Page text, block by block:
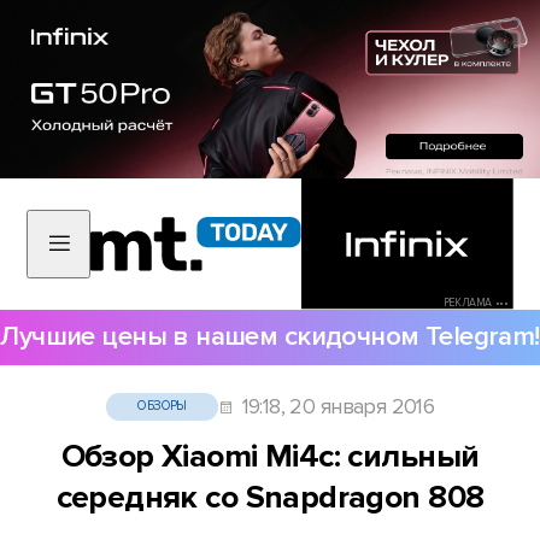
РЕКЛАМА •••
Лучшие цены в нашем скидочном Telegram!
ОБЗОРЫ 19:18, 20 января 2016
Обзор Xiaomi Mi4c: сильный
середняк со Snapdragon 808